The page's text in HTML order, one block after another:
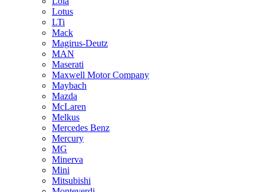
Lotus
LTi
Mack
Magirus-Deutz
MAN
Maserati
Maxwell Motor Company
Maybach
Mazda
McLaren
Melkus
Mercedes Benz
Mercury
MG
Minerva
Mini
Mitsubishi